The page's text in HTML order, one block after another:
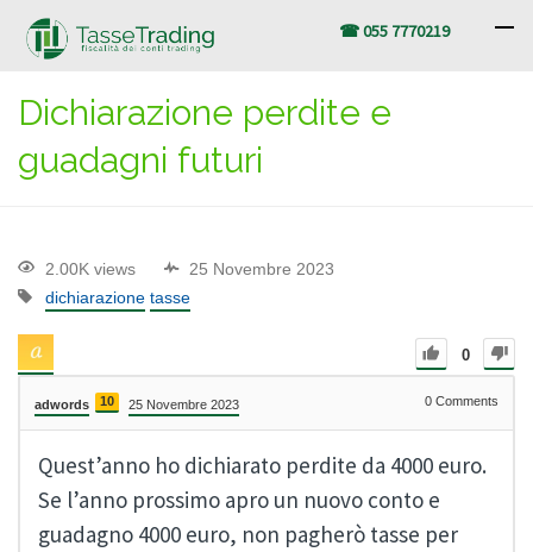
☎ 055 7770219
Dichiarazione perdite e
guadagni futuri
2.00K views
25 Novembre 2023
dichiarazione tasse
0
adwords 10 25 Novembre 2023 0 Comments
Quest’anno ho dichiarato perdite da 4000 euro.
Se l’anno prossimo apro un nuovo conto e
guadagno 4000 euro, non pagherò tasse per